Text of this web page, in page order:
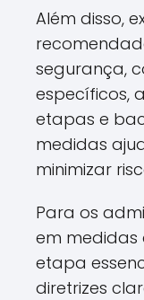
Além disso,
segurança,
específicos,
etapas e
medidas
minimizar
Para os
em medidas
etapa
diretrizes